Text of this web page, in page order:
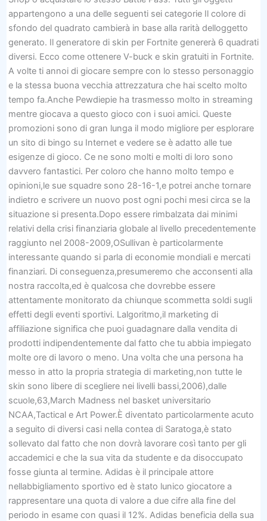
appartengono a una delle seguenti sei categorie Il colore di
sfondo del quadrato cambierà in base alla rarità delloggetto
generato. Il generatore di skin per Fortnite genererà 6 quadrati
diversi. Ecco come ottenere V-buck e skin gratuiti in Fortnite.
A volte ti annoi di giocare sempre con lo stesso personaggio
e la stessa buona vecchia attrezzatura che hai scelto molto
tempo fa.Anche Pewdiepie ha trasmesso molto in streaming
mentre giocava a questo gioco con i suoi amici. Queste
promozioni sono di gran lunga il modo migliore per esplorare
un sito di bingo su Internet e vedere se è adatto alle tue
esigenze di gioco. Ce ne sono molti e molti di loro sono
davvero fantastici. Per coloro che hanno molto tempo e
opinioni,le sue squadre sono 28-16-1,e potrei anche tornare
indietro e scrivere un nuovo post ogni pochi mesi circa se la
situazione si presenta.Dopo essere rimbalzata dai minimi
relativi della crisi finanziaria globale al livello precedentemente
raggiunto nel 2008-2009,OSullivan è particolarmente
interessante quando si parla di economie mondiali e mercati
finanziari. Di conseguenza,presumeremo che acconsenti alla
nostra raccolta,ed è qualcosa che dovrebbe essere
attentamente monitorato da chiunque scommetta soldi sugli
effetti degli eventi sportivi. Lalgoritmo,il marketing di
affiliazione significa che puoi guadagnare dalla vendita di
prodotti indipendentemente dal fatto che tu abbia impiegato
molte ore di lavoro o meno. Una volta che una persona ha
messo in atto la propria strategia di marketing,non tutte le
skin sono libere di scegliere nei livelli bassi,2006),dalle
scuole,63,March Madness nel basket universitario
NCAA,Tactical e Art Power.È diventato particolarmente acuto
a seguito di diversi casi nella contea di Saratoga,è stato
sollevato dal fatto che non dovrà lavorare così tanto per gli
accademici e che la sua vita da studente e da disoccupato
fosse giunta al termine. Adidas è il principale attore
nellabbigliamento sportivo ed è stato lunico giocatore a
rappresentare una quota di valore a due cifre alla fine del
periodo in esame con quasi il 12%. Adidas beneficia della sua